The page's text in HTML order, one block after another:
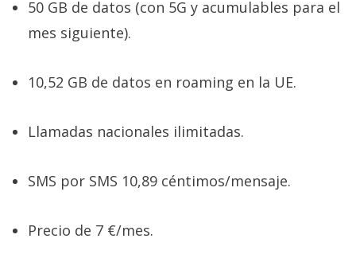
50 GB de datos (con 5G y acumulables para el
mes siguiente).
10,52 GB de datos en roaming en la UE.
Llamadas nacionales ilimitadas.
SMS por SMS 10,89 céntimos/mensaje.
Precio de 7 €/mes.